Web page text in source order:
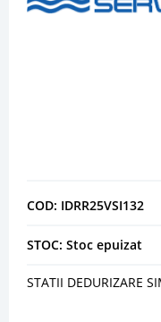
COD: IDRR25VSI132
STOC: Stoc epuizat
STATII DEDURIZARE